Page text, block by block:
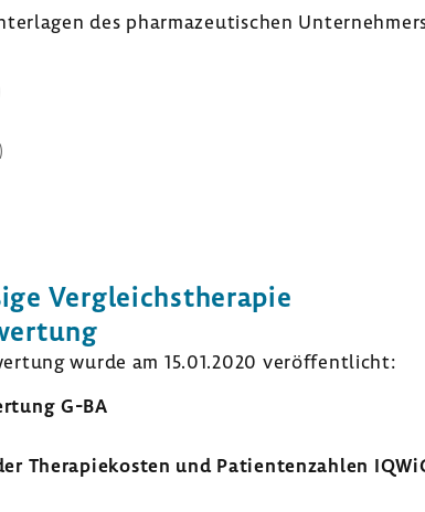
des phar­ma­zeu­ti­schen
Vergleichs­the­rapie
wurde am 15.01.2020 veröf­fent­licht:
G-BA
Thera­pie­kosten und Pati­en­ten­zahlen